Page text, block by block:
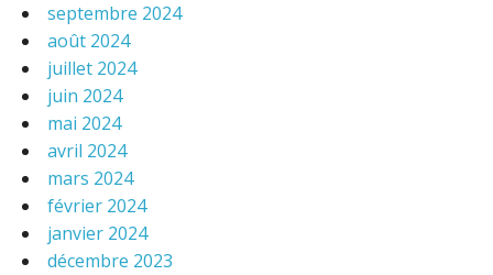
septembre 2024
août 2024
juillet 2024
juin 2024
mai 2024
avril 2024
mars 2024
février 2024
janvier 2024
décembre 2023